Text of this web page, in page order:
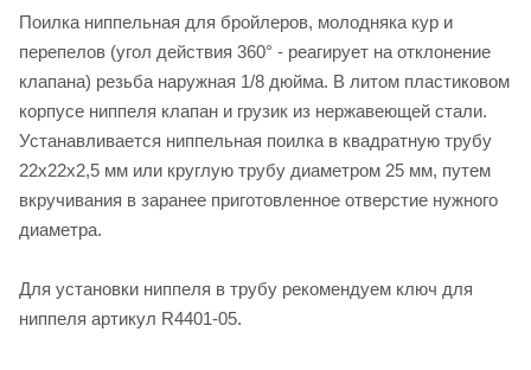
Поилка ниппельная для бройлеров, молодняка кур и
перепелов (угол действия 360° - реагирует на отклонение
клапана) резьба наружная 1/8 дюйма. В литом пластиковом
корпусе ниппеля клапан и грузик из нержавеющей стали.
Устанавливается ниппельная поилка в квадратную трубу
22х22х2,5 мм или круглую трубу диаметром 25 мм, путем
вкручивания в заранее приготовленное отверстие нужного
диаметра.
Для установки ниппеля в трубу рекомендуем ключ для
ниппеля артикул R4401-05.